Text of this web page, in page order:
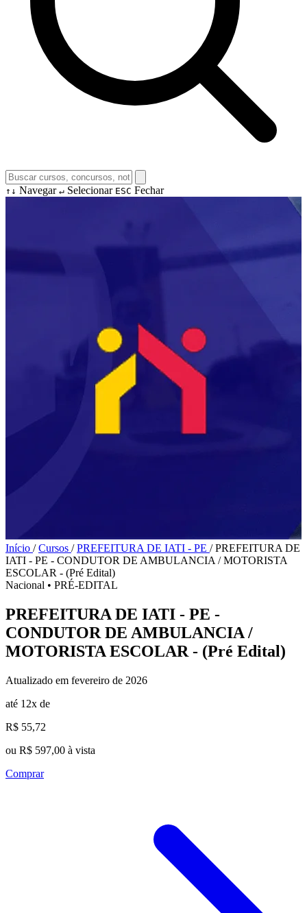
↑↓ Navegar ↵ Selecionar ESC Fechar
Início / Cursos / PREFEITURA DE IATI - PE / PREFEITURA DE
IATI - PE - CONDUTOR DE AMBULANCIA / MOTORISTA
ESCOLAR - (Pré Edital)
Nacional • PRÉ-EDITAL
PREFEITURA DE IATI - PE -
CONDUTOR DE AMBULANCIA /
MOTORISTA ESCOLAR - (Pré Edital)
Atualizado em fevereiro de 2026
até 12x de
R$ 55,72
ou R$ 597,00 à vista
Comprar